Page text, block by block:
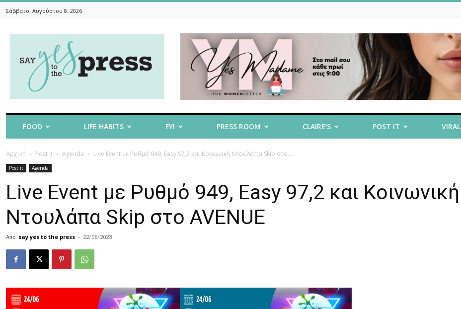
Σάββατο, Αυγούστου 8, 2026
To
The
FOOD LIFE HABITS FYI PRESS ROOM CLAIRE’S POST IT VIRAL
Αρχική Post it Agenda Live Event με Ρυθμό 949, Easy 97,2 και Kοινωνική Nτουλάπα Skip στο...
Post it Agenda
Live Event με Ρυθμό 949, Easy 97,2 και Kοινωνική
Nτουλάπα Skip στο AVENUE
Από say yes to the press - 22/06/2023